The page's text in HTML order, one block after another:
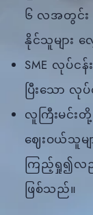
၆ လအတွင်း
နိုင်သူများ
SME လုပ်င
ပြီးသော လု
လူကြီးမင်း
ဈေးဝယ်သူမ
ကြည့်ရှု၍လည်
ဖြစ်သည်။